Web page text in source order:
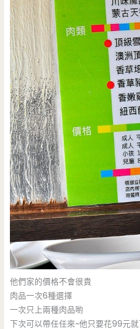
他們家的價格不會很貴
肉品一次6種選擇
一次只上兩種肉品喲
下次可以帶任任來~他只要花99元